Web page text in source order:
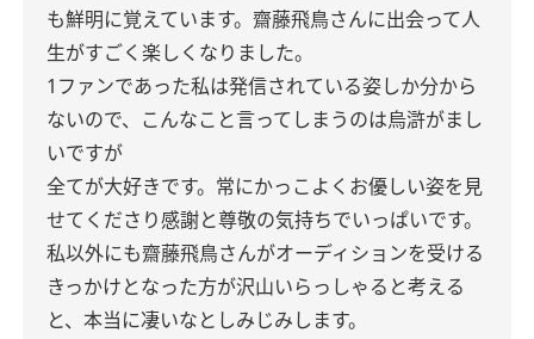
も鮮明に覚えています。齋藤飛鳥さんに出会って人
生がすごく楽しくなりました。
1ファンであった私は発信されている姿しか分から
ないので、こんなこと言ってしまうのは烏滸がまし
いですが
全てが大好きです。常にかっこよくお優しい姿を見
せてくださり感謝と尊敬の気持ちでいっぱいです。
私以外にも齋藤飛鳥さんがオーディションを受ける
きっかけとなった方が沢山いらっしゃると考える
と、本当に凄いなとしみじみします。